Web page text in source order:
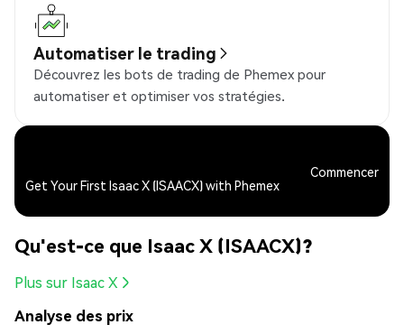
Automatiser le trading
Découvrez les bots de trading de Phemex pour
automatiser et optimiser vos stratégies.
Get Your First Isaac X (ISAACX) with Phemex
Commencer
Qu'est-ce que Isaac X (ISAACX)?
Plus sur Isaac X
Analyse des prix